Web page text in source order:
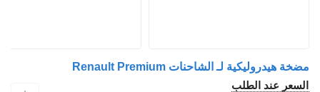
مضخة هيدروليكية لـ الشاحنات Renault Premium
السعر عند الطلب